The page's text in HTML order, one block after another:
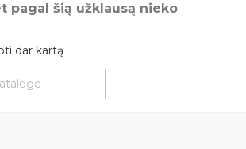
pagal šią užklausą nieko
dar kartą